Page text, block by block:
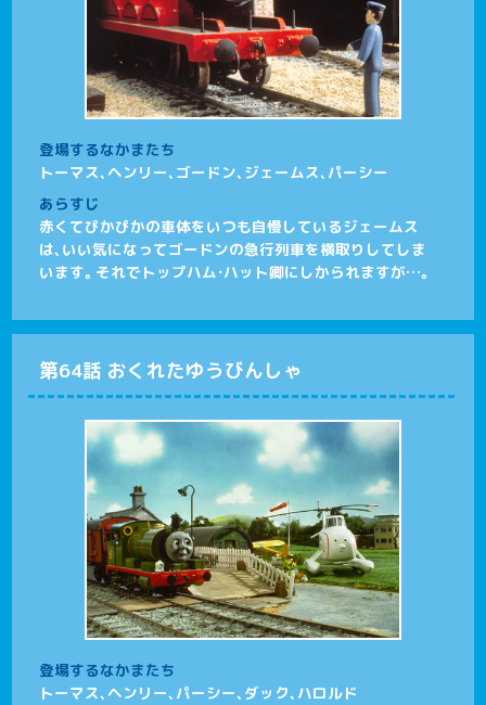
登場するなかまたち
トーマス、ヘンリー、ゴードン、ジェームス、パーシー
あらすじ
赤くてぴかぴかの車体をいつも自慢しているジェームス
は、いい気になってゴードンの急行列車を横取りしてしま
います。それでトップハム・ハット卿にしかられますが…。
第64話 おくれたゆうびんしゃ
登場するなかまたち
トーマス、ヘンリー、パーシー、ダック、ハロルド